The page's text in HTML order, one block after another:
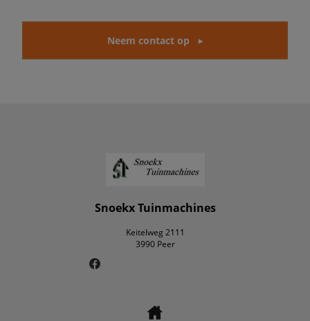
Neem contact op
Snoekx Tuinmachines
Keitelweg 2111
3990 Peer